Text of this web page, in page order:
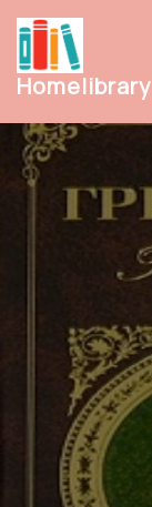
содержимому
Homelibrary